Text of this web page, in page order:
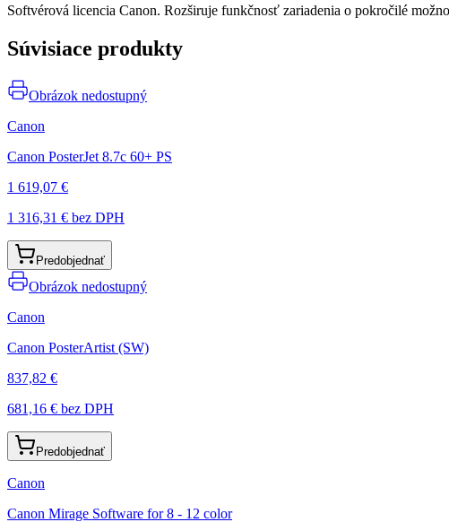
Softvérová licencia Canon. Rozširuje funkčnosť zariadenia o pokročilé
Súvisiace produkty
Obrázok nedostupný
Canon
Canon PosterJet 8.7c 60+ PS
1 619,07 €
1 316,31 € bez DPH
Predobjednať
Obrázok nedostupný
Canon
Canon PosterArtist (SW)
837,82 €
681,16 € bez DPH
Predobjednať
Canon
Canon Mirage Software for 8 - 12 color